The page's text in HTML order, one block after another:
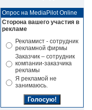
Опрос на MediaPilot Online
Сторона вашего участия в
рекламе
Рекламист - сотрудник
рекламной фирмы
Заказчик – сотрудник
компании-заказчика
рекламы
Я рекламой не
занимаюсь.